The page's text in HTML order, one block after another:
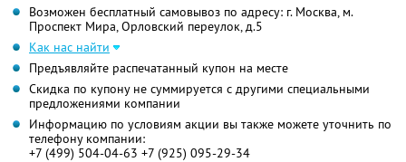
Возможен бесплатный самовывоз по адресу: г. Москва, м.
Проспект Мира, Орловский переулок, д.5
Как нас найти
Предъявляйте распечатанный купон на месте
Скидка по купону не суммируется с другими специальными
предложениями компании
Информацию по условиям акции вы также можете уточнить по
телефону компании:
+7 (499) 504-04-63 +7 (925) 095-29-34